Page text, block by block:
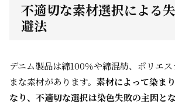
不適切な素材選択による
避法
デニム製品は綿100％や綿混紡、ポリエ
まな素材があります。 素材によって染ま
なり、不適切な選択は染色失敗の主因と